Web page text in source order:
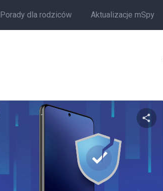
Porady dla rodziców Aktualizacje mSpy